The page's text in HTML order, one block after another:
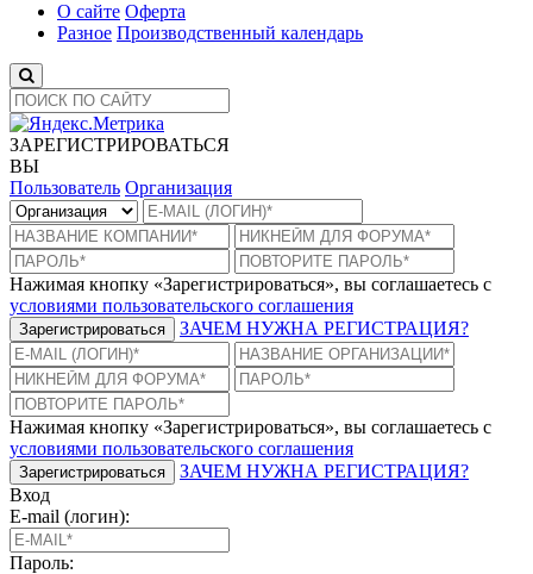
О сайте Оферта
Разное Производственный календарь
ЗАРЕГИСТРИРОВАТЬСЯ
ВЫ
Пользователь Организация
Нажимая кнопку «Зарегистрироваться», вы соглашаетесь с
условиями пользовательского соглашения
Зарегистрироваться ЗАЧЕМ НУЖНА РЕГИСТРАЦИЯ?
Нажимая кнопку «Зарегистрироваться», вы соглашаетесь с
условиями пользовательского соглашения
Зарегистрироваться
ЗАЧЕМ НУЖНА РЕГИСТРАЦИЯ?
Вход
E-mail (логин):
Пароль: